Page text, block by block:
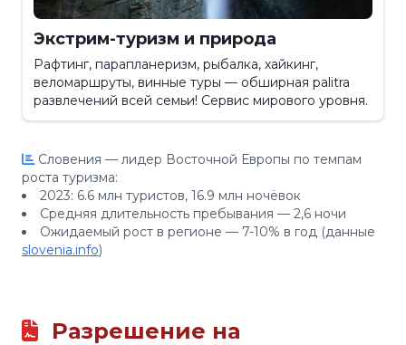
Экстрим-туризм и природа
Рафтинг, парапланеризм, рыбалка, хайкинг,
веломаршруты, винные туры — обширная palitra
развлечений всей семьи! Сервис мирового уровня.
Словения — лидер Восточной Европы по темпам
роста туризма:
2023: 6.6 млн туристов, 16.9 млн ночёвок
Средняя длительность пребывания — 2,6 ночи
Ожидаемый рост в регионе — 7-10% в год (данные
slovenia.info)
Разрешение на